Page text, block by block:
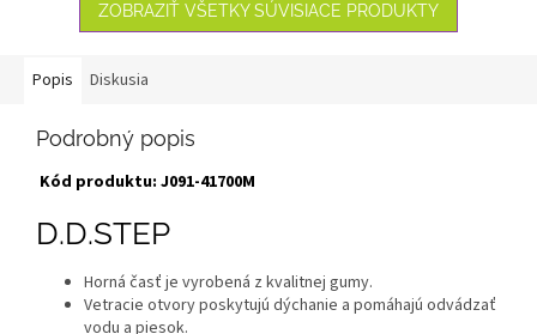
ZOBRAZIŤ VŠETKY SÚVISIACE PRODUKTY
Popis Diskusia
Podrobný popis
Kód produktu: J091-41700M
D.D.STEP
Horná časť je vyrobená z kvalitnej gumy.
Vetracie otvory poskytujú dýchanie a pomáhajú odvádzať
vodu a piesok.